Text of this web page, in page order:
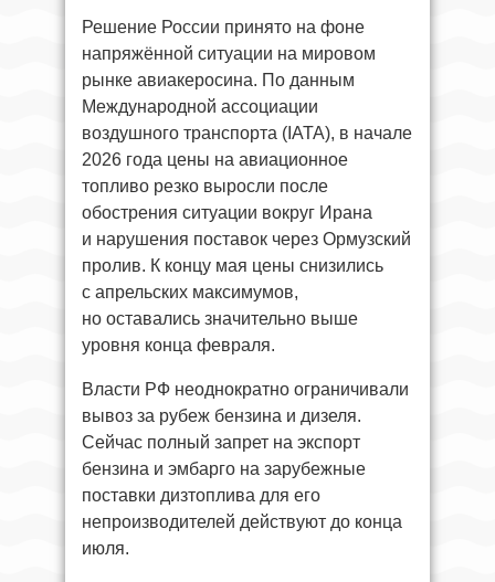
Решение России принято на фоне
напряжённой ситуации на мировом
рынке авиакеросина. По данным
Международной ассоциации
воздушного транспорта (IATA), в начале
2026 года цены на авиационное
топливо резко выросли после
обострения ситуации вокруг Ирана
и нарушения поставок через Ормузский
пролив. К концу мая цены снизились
с апрельских максимумов,
но оставались значительно выше
уровня конца февраля.
Власти РФ неоднократно ограничивали
вывоз за рубеж бензина и дизеля.
Сейчас полный запрет на экспорт
бензина и эмбарго на зарубежные
поставки дизтоплива для его
непроизводителей действуют до конца
июля.